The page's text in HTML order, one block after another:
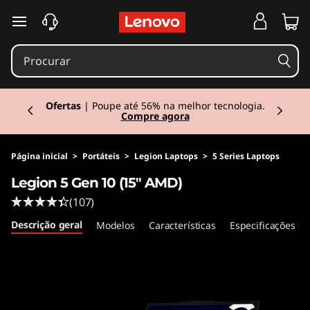
e
g
o
n
5
G
saltar para o conteúdo principal
Ofertas| Poupe até 56% na melhor tecnologia.
Compre agora
Página inicial > Portáteis > Legion Laptops > 5 Series Laptops
Legion 5 Gen 10 (15" AMD)
(107)
Descrição geral Modelos Características Especificações